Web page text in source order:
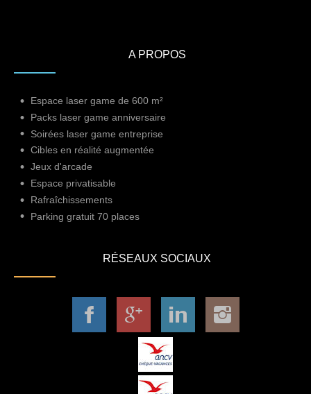
A PROPOS
Espace laser game de 600 m²
Packs laser game anniversaire
Soirées laser game entreprise
Cibles en réalité augmentée
Jeux d'arcade
Espace privatisable
Rafraîchissements
Parking gratuit 70 places
RÉSEAUX SOCIAUX